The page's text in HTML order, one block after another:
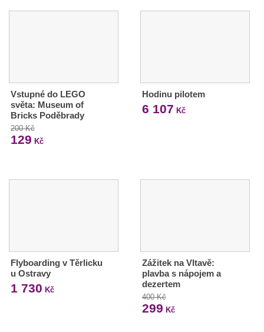
Vstupné do LEGO
světa: Museum of
Bricks Poděbrady
200 Kč
129 Kč
Hodinu pilotem
6 107 Kč
Flyboarding v Těrlicku
u Ostravy
1 730 Kč
Zážitek na Vltavě:
plavba s nápojem a
dezertem
400 Kč
299 Kč